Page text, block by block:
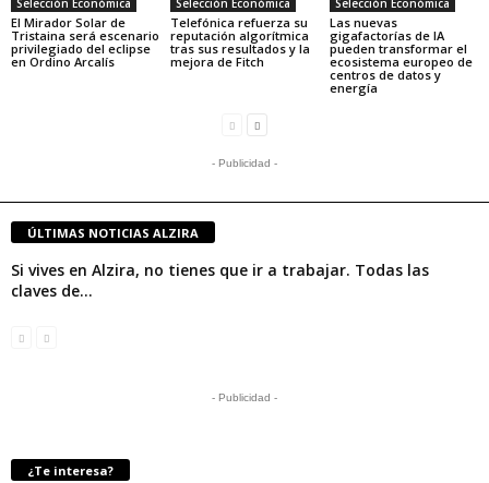
Selección Económica
El Mirador Solar de
Tristaina será escenario
privilegiado del eclipse
en Ordino Arcalís
Selección Económica
Telefónica refuerza su
reputación algorítmica
tras sus resultados y la
mejora de Fitch
Selección Económica
Las nuevas
gigafactorías de IA
pueden transformar el
ecosistema europeo de
centros de datos y
energía
- Publicidad -
ÚLTIMAS NOTICIAS ALZIRA
Si vives en Alzira, no tienes que ir a trabajar. Todas las
claves de...
- Publicidad -
¿Te interesa?